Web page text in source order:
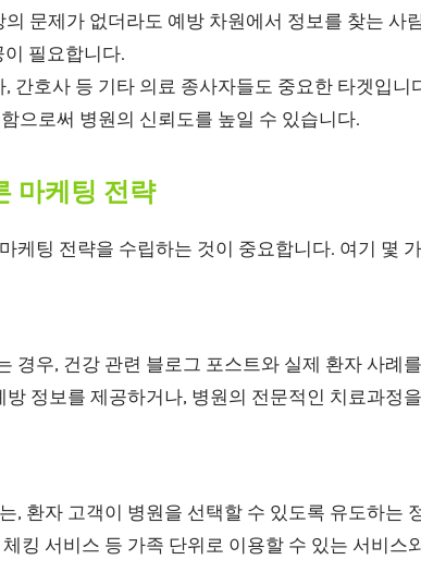
의 문제가 없더라도 예방 차원에서 정보를 찾는 사
필요합니다.
, 간호사 등 기타 의료 종사자들도 중요한 타겟입니
으로써 병원의 신뢰도를 높일 수 있습니다.
마케팅 전략
케팅 전략을 수립하는 것이 중요합니다. 여기 몇
경우, 건강 관련 블로그 포스트와 실제 환자 사례
방 정보를 제공하거나, 병원의 전문적인 치료과정
, 환자 고객이 병원을 선택할 수 있도록 유도하는
킹 서비스 등 가족 단위로 이용할 수 있는 서비스